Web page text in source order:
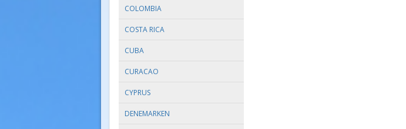
COLOMBIA
COSTA RICA
CUBA
CURACAO
CYPRUS
DENEMARKEN